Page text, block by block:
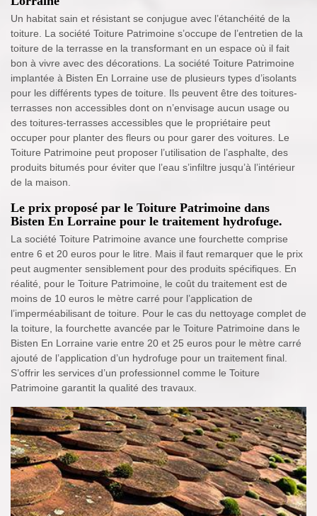
Un habitat sain et résistant se conjugue avec l’étanchéité de la
toiture. La société Toiture Patrimoine s’occupe de l’entretien de la
toiture de la terrasse en la transformant en un espace où il fait
bon à vivre avec des décorations. La société Toiture Patrimoine
implantée à Bisten En Lorraine use de plusieurs types d’isolants
pour les différents types de toiture. Ils peuvent être des toitures-
terrasses non accessibles dont on n’envisage aucun usage ou
des toitures-terrasses accessibles que le propriétaire peut
occuper pour planter des fleurs ou pour garer des voitures. Le
Toiture Patrimoine peut proposer l’utilisation de l’asphalte, des
produits bitumés pour éviter que l’eau s’infiltre jusqu’à l’intérieur
de la maison.
Le prix proposé par le Toiture Patrimoine dans
Bisten En Lorraine pour le traitement hydrofuge.
La société Toiture Patrimoine avance une fourchette comprise
entre 6 et 20 euros pour le litre. Mais il faut remarquer que le prix
peut augmenter sensiblement pour des produits spécifiques. En
réalité, pour le Toiture Patrimoine, le coût du traitement est de
moins de 10 euros le mètre carré pour l’application de
l’imperméabilisant de toiture. Pour le cas du nettoyage complet de
la toiture, la fourchette avancée par le Toiture Patrimoine dans le
Bisten En Lorraine varie entre 20 et 25 euros pour le mètre carré
ajouté de l’application d’un hydrofuge pour un traitement final.
S’offrir les services d’un professionnel comme le Toiture
Patrimoine garantit la qualité des travaux.